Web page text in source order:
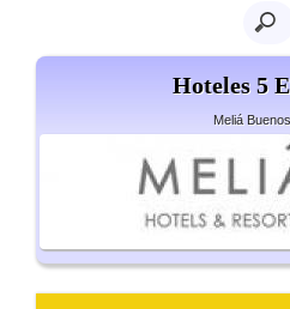
Hoteles 5
Meliá